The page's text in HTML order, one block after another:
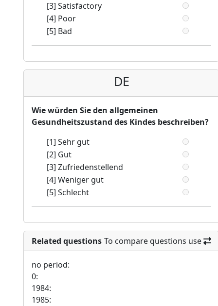
[3] Satisfactory
[4] Poor
[5] Bad
DE
Wie würden Sie den allgemeinen
Gesundheitszustand des Kindes beschreiben?
[1] Sehr gut
[2] Gut
[3] Zufriedenstellend
[4] Weniger gut
[5] Schlecht
Related questions To compare questions use
no period:
0:
1984:
1985: